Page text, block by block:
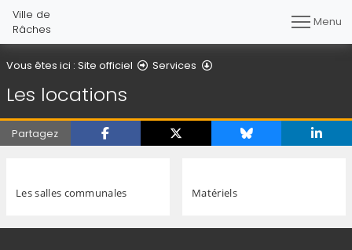
Ville de
Râches
Menu
Vous êtes ici : Site officiel Services
Les locations
Partagez
Les salles communales Matériels